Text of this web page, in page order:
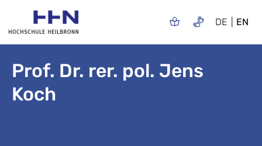
DE EN
Prof. Dr. rer. pol. Jens
Koch